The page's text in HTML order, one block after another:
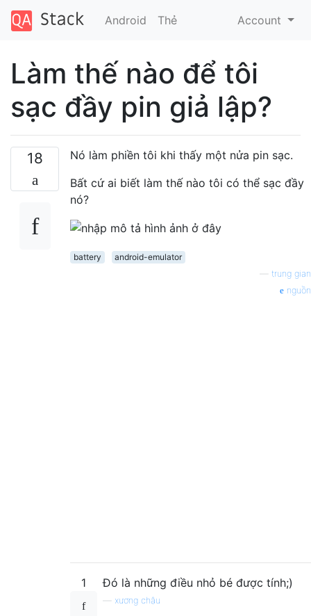
Android Thẻ Account
Làm thế nào để tôi
sạc đầy pin giả lập?
18
Nó làm phiền tôi khi thấy một nửa pin sạc.
Bất cứ ai biết làm thế nào tôi có thể sạc đầy
nó?
battery
android-emulator
trung gian
nguồn
1 Đó là những điều nhỏ bé được tính;)
xương chậu